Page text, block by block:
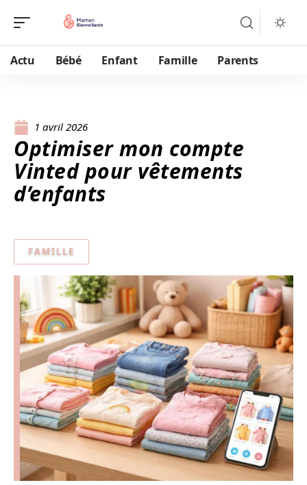
Actu Bébé Enfant Famille Parents
1 avril 2026
Optimiser mon compte
Vinted pour vêtements
d’enfants
FAMILLE